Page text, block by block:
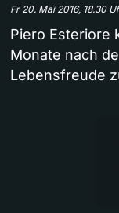
Fr 20. Mai 2016, 18.30
Piero Esteriore
Monate nach
Lebensfreude